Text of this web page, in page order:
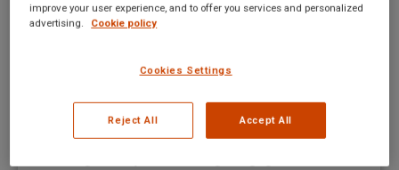
invoercontrolesysteem ICS2
Netherlands news ByMedi Soetelmans
February 22, 2024
improve your user experience, and to offer you services and personalized
advertising.
Cookie policy
Cookies Settings
Reject All Accept All